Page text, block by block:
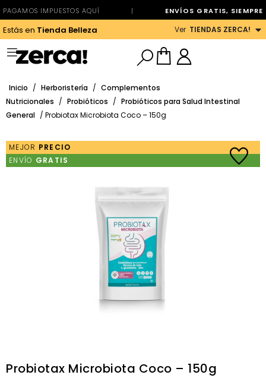
PAGAMOS IMPUESTOS AQUÍ | ENVÍOS GRATIS, SIEMPRE
Estás en Tienda Belleza Ver TIENDAS ZERCA!
Inicio / Herboristería / Complementos
Nutricionales / Probióticos / Probióticos para Salud Intestinal
General / Probiotax Microbiota Coco – 150g
MEJOR PRECIO
ENVÍO GRATIS
Probiotax Microbiota Coco – 150g